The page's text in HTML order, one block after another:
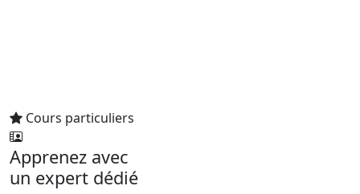
Cours particuliers
Apprenez avec
un expert dédié